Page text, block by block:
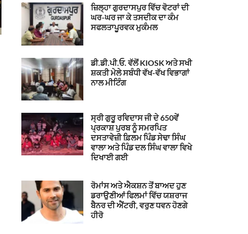
ਜ਼ਿਲ੍ਹਾ ਗੁਰਦਾਸਪੁਰ ਵਿੱਚ ਵੋਟਰਾਂ ਦੀ
ਘਰ-ਘਰ ਜਾ ਕੇ ਤਸਦੀਕ ਦਾ ਕੰਮ
ਸਫਲਤਾਪੂਰਵਕ ਮੁਕੰਮਲ
ਡੀ.ਡੀ.ਪੀ.ਓ. ਵੱਲੋਂ KIOSK ਅਤੇ ਸਖੀ
ਸ਼ਕਤੀ ਮੇਲੇ ਸਬੰਧੀ ਵੱਖ-ਵੱਖ ਵਿਭਾਗਾਂ
ਨਾਲ ਮੀਟਿੰਗ
ਸ੍ਰੀ ਗੁਰੂ ਰਵਿਦਾਸ ਜੀ ਦੇ 650ਵੇਂ
ਪ੍ਰਕਾਸ਼ ਪੁਰਬ ਨੂੰ ਸਮਰਪਿਤ
ਦਸਤਾਵੇਜ਼ੀ ਫ਼ਿਲਮ ਪਿੰਡ ਸੇਢਾ ਸਿੰਘ
ਵਾਲਾ ਅਤੇ ਪਿੰਡ ਦਲ ਸਿੰਘ ਵਾਲਾ ਵਿਖੇ
ਦਿਖਾਈ ਗਈ
ਰੋਮਾਂਸ ਅਤੇ ਐਕਸ਼ਨ ਤੋਂ ਬਾਅਦ ਹੁਣ
ਡਰਾਉਣੀਆਂ ਫਿਲਮਾਂ ਵਿੱਚ ਯਸ਼ਰਾਜ
ਬੈਨਰ ਦੀ ਐਂਟਰੀ, ਵਰੁਣ ਧਵਨ ਹੋਣਗੇ
ਹੀਰੋ